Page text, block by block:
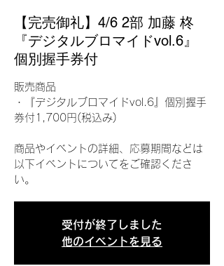
【完売御礼】4/6 2部 加藤 柊
『デジタルブロマイドvol.6』
個別握手券付
販売商品
・『デジタルブロマイドvol.6』個別握手
券付1,700円(税込み)
商品やイベントの詳細、応募期間などは
以下イベントについてをご確認くださ
い。
受付が終了しました
他のイベントを見る